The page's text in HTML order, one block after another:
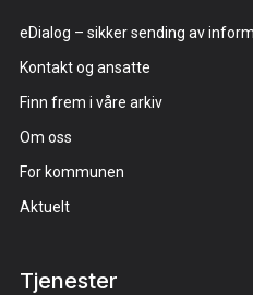
eDialog – sikker sending av
Kontakt og ansatte
Finn frem i våre arkiv
Om oss
For kommunen
Aktuelt
Tjenester